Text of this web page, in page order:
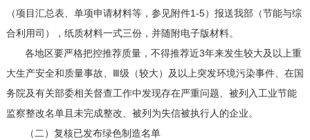
（项目汇总表、单项申请材料等，参见附件1-5）报送我部（节能与综
合利用司），纸质材料一式三份，并随附电子版材料。
各地区要严格把控推荐质量，不得推荐近3年来发生较大及以上重
大生产安全和质量事故、Ⅲ级（较大）及以上突发环境污染事件、在国
务院及有关部委相关督查工作中发现存在严重问题、被列入工业节能
监察整改名单且未完成整改、被列为失信被执行人的企业。
（二）复核已发布绿色制造名单